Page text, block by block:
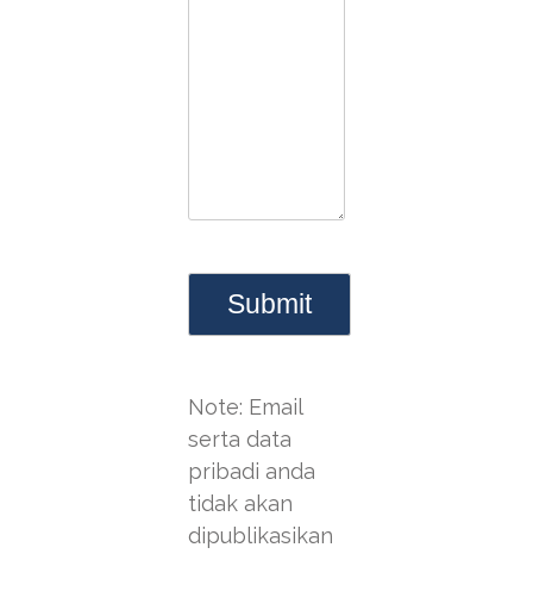
Note: Email
serta data
pribadi anda
tidak akan
dipublikasikan